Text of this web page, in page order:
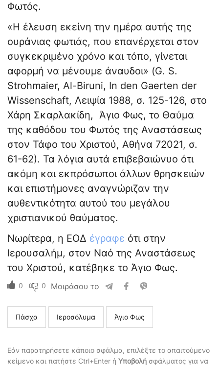
Φωτός.
«Η έλευση εκείνη την ημέρα αυτής της
ουράνιας φωτιάς, που επανέρχεται στον
συγκεκριμένο χρόνο και τόπο, γίνεται
αφορμή να μένουμε άναυδοι» (G. S.
Strohmaier, Al-Biruni, In den Gaerten der
Wissenschaft, Λειψία 1988, σ. 125-126, στο
Χάρη Σκαρλακίδη, Άγιο Φως, το Θαύμα
της καθόδου του Φωτός της Αναστάσεως
στον Τάφο του Χριστού, Αθήνα 72021, σ.
61-62). Τα λόγια αυτά επιβεβαιώνυο ότι
ακόμη και εκπρόσωποι άλλων θρησκειών
και επιστήμονες αναγνώριζαν την
αυθεντικότητα αυτού του μεγάλου
χριστιανικού θαύματος.
Νωρίτερα, η ΕΟΔ έγραφε ότι στην
Ιερουσαλήμ, στον Ναό της Αναστάσεως
του Χριστού, κατέβηκε το Άγιο Φως.
0 0 Μοιράσου το
Πάσχα Ιεροσόλυμα Άγιο Φως
Εάν παρατηρήσετε κάποιο σφάλμα, επιλέξτε το απαιτούμενο
κείμενο και πατήστε Ctrl+Enter ή Υποβολή σφάλματος για να